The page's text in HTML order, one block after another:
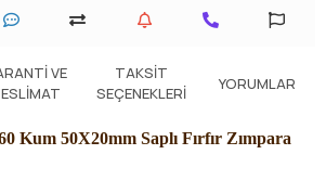
VE
TAKSIT
SEÇENEKLERI
YORUMLAR
Kum 50X20mm Saplı Fırfır Zımpara